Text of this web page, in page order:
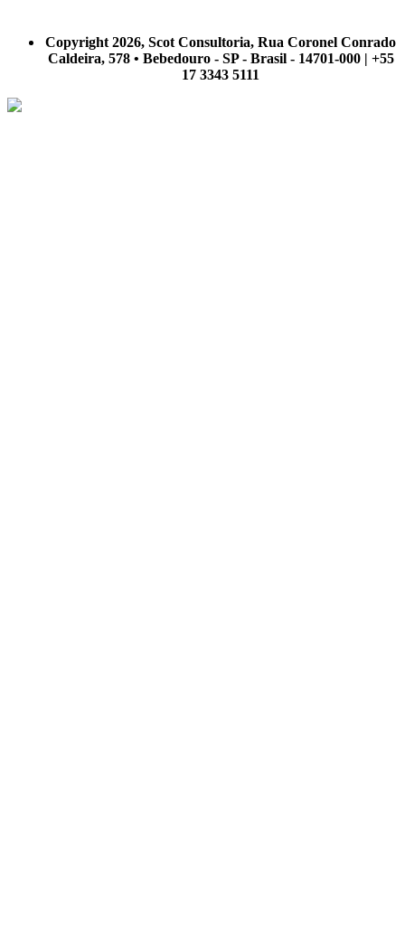
Copyright 2026, Scot Consultoria, Rua Coronel Conrado
Caldeira, 578 • Bebedouro - SP - Brasil - 14701-000 | +55
17 3343 5111